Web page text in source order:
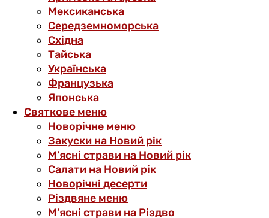
Мексиканська
Середземноморська
Східна
Тайська
Українська
Французька
Японська
Святкове меню
Новорічне меню
Закуски на Новий рік
М’ясні страви на Новий рік
Салати на Новий рік
Новорічні десерти
Різдвяне меню
М’ясні страви на Різдво